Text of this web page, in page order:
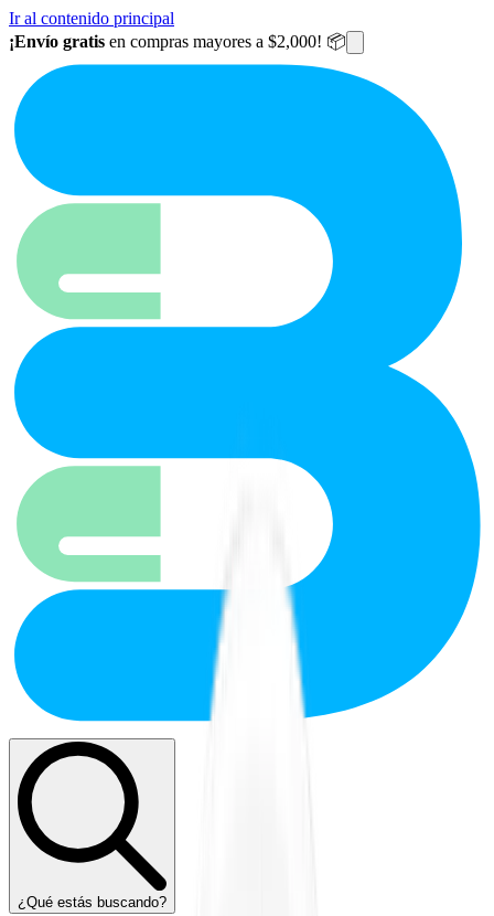
Ir al contenido principal
¡Envío gratis en compras mayores a $2,000! 📦
¿Qué estás buscando?